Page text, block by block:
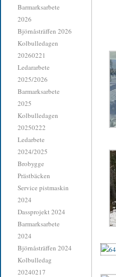
Barmarksarbete
2026
Björnåsträffen 2026
Kolbulledagen
20260221
Ledararbete
2025/2026
Barmarksarbete
2025
Kolbulledagen
20250222
Ledarbete
2024/2025
Brobygge
Prästbäcken
Service pistmaskin
2024
Dassprojekt 2024
Barmarksarbete
2024
Björnåsträffen 2024
Kolbulledag
20240217